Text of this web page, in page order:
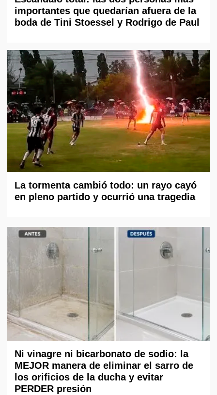
importantes que quedarían afuera de la
boda de Tini Stoessel y Rodrigo de Paul
La tormenta cambió todo: un rayo cayó
en pleno partido y ocurrió una tragedia
Ni vinagre ni bicarbonato de sodio: la
MEJOR manera de eliminar el sarro de
los orificios de la ducha y evitar
PERDER presión